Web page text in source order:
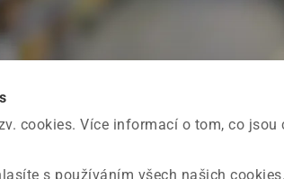
cookies. Více informací o tom, co jsou
s používáním všech našich